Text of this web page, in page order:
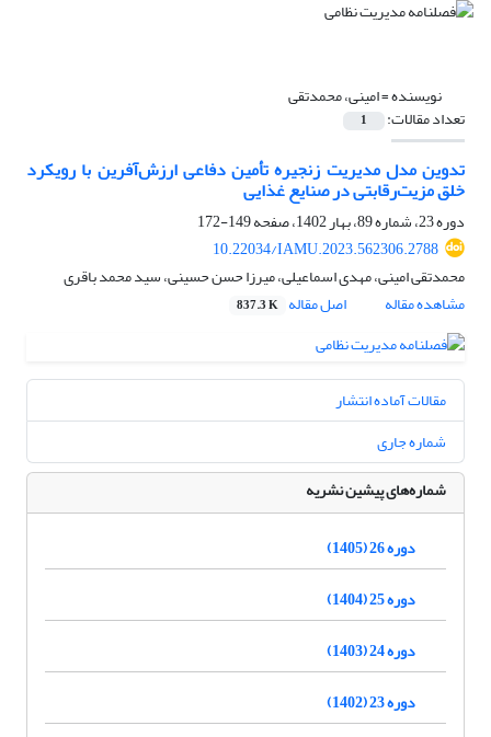
نویسنده =امینی، محمدتقی
تعداد مقالات: 1
تدوین مدل مدیریت زنجیره تأمین دفاعی ارزش‌آفرین با رویکرد
خلق مزیت‌رقابتی در صنایع غذایی
دوره 23، شماره 89، بهار 1402، صفحه
149-172
10.22034/IAMU.2023.562306.2788
محمدتقی امینی، مهدی اسماعیلی، میرزا حسن حسینی، سید محمد باقری
مشاهده مقاله
اصل مقاله 837.3 K
مقالات آماده انتشار
شماره جاری
شماره‌های پیشین نشریه
دوره 26 (1405)
دوره 25 (1404)
دوره 24 (1403)
دوره 23 (1402)